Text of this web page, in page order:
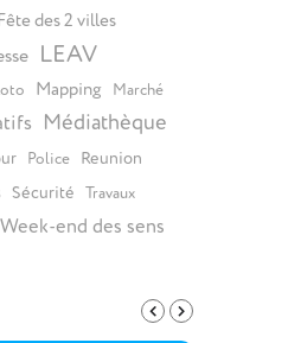
des 2 villes
LEAV
Mapping Marché
Médiathèque
Police Reunion
Sécurité Travaux
Week-end des sens